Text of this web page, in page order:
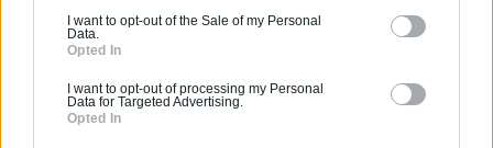
I want to opt-out of the Sale of my Personal
Data.
Opted In
I want to opt-out of processing my Personal
Data for Targeted Advertising.
Opted In
Labels et certifications :
GRUBER ISOLATION